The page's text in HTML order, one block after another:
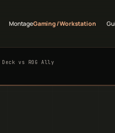
MontageGaming / Workstation
Deck vs ROG Ally